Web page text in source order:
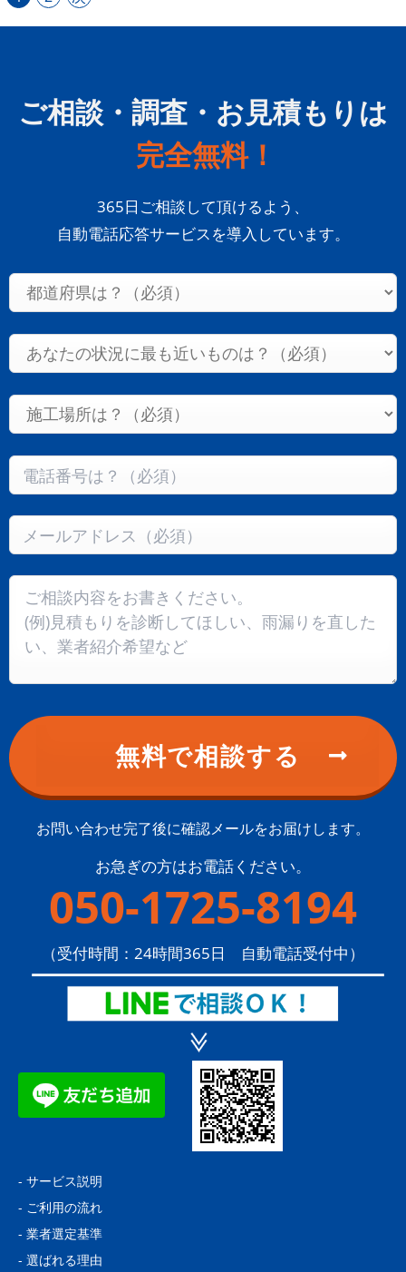
ご相談・調査・お見積もりは
完全無料！
365日ご相談して頂けるよう、
自動電話応答サービスを導入しています。
お問い合わせ完了後に確認メールをお届けします。
お急ぎの方はお電話ください。
050-1725-8194
（受付時間：24時間365日 自動電話受付中）
- サービス説明
- ご利用の流れ
- 業者選定基準
- 選ばれる理由